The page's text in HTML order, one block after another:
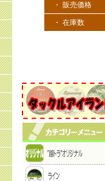
・ 販売価格
・ 在庫数